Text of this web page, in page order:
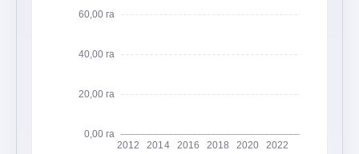
0,00 га
20,00 га
40,00 га
60,00 га
2012 2014 2016 2018 2020 2022